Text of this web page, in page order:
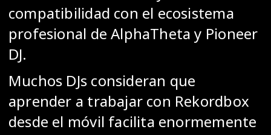
compatibilidad con el ecosistema
profesional de AlphaTheta y Pioneer
DJ.
Muchos DJs consideran que
aprender a trabajar con Rekordbox
desde el móvil facilita enormemente